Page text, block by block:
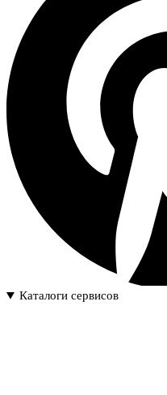
Каталоги сервисов